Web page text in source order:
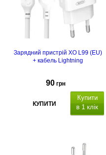
Зарядний пристрій XO L99 (EU)
+ кабель Lightning
90 грн
КУПИТИ
Купити
в 1 клік